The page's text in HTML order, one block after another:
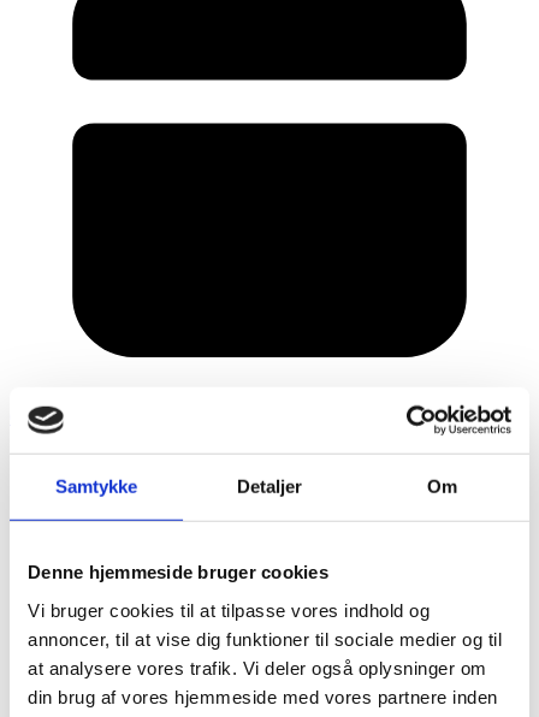
Samtykke Detaljer Om
Denne hjemmeside bruger cookies
Vi bruger cookies til at tilpasse vores indhold og
annoncer, til at vise dig funktioner til sociale medier og til
at analysere vores trafik. Vi deler også oplysninger om
din brug af vores hjemmeside med vores partnere inden
6. november 2025